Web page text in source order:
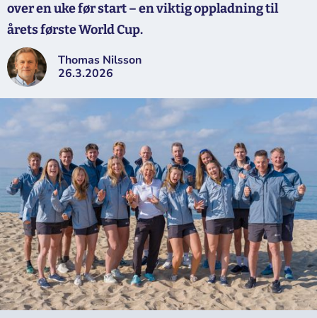
over en uke før start – en viktig oppladning til
årets første World Cup.
Thomas Nilsson
26.3.2026